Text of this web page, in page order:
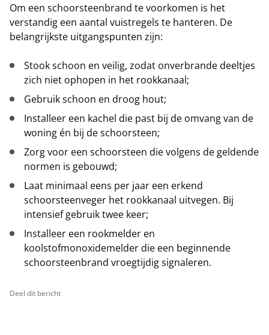
Om een schoorsteenbrand te voorkomen is het
verstandig een aantal vuistregels te hanteren. De
belangrijkste uitgangspunten zijn:
Stook schoon en veilig, zodat onverbrande deeltjes
zich niet ophopen in het rookkanaal;
Gebruik schoon en droog hout;
Installeer een kachel die past bij de omvang van de
woning én bij de schoorsteen;
Zorg voor een schoorsteen die volgens de geldende
normen is gebouwd;
Laat minimaal eens per jaar een erkend
schoorsteenveger het rookkanaal uitvegen. Bij
intensief gebruik twee keer;
Installeer een rookmelder en
koolstofmonoxidemelder die een beginnende
schoorsteenbrand vroegtijdig signaleren.
Deel dit bericht